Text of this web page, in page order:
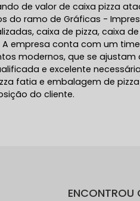
de valor de caixa pizza
do ramo de Gráficas -
caixa de pizza, caixa
empresa conta com um
modernos, que se ajustam
e excelente
fatia e embalagem de
do cliente.
ENCONTROU